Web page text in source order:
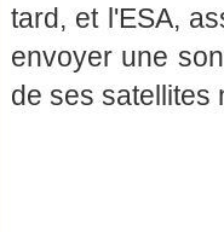
tard, et l'ESA,
envoyer une
de ses satellites